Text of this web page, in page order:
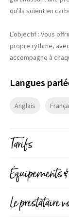
qu'ils soient en
L’objectif : Vous
propre rythme,
accompagne à
Langues
Anglais
Tarifs
50€
Équipements
Services
Le prestataire